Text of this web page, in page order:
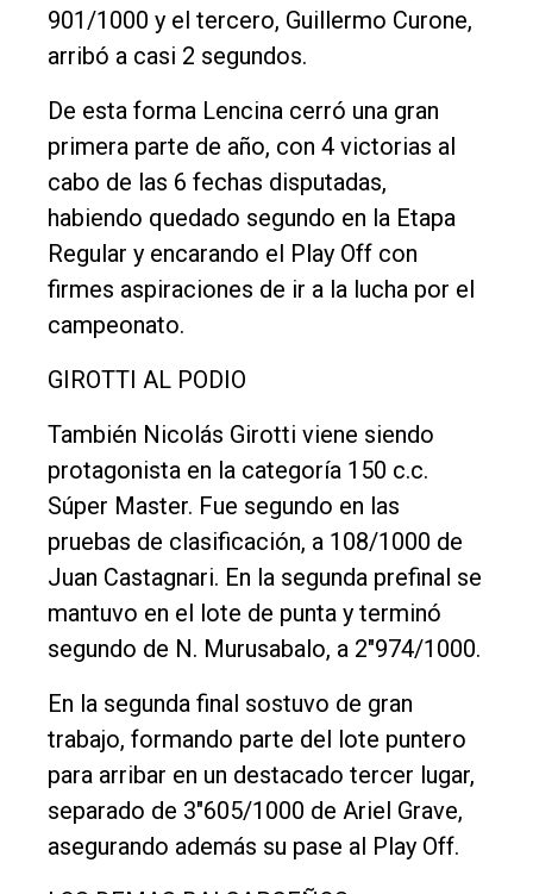
901/1000 y el tercero, Guillermo Curone,
arribó a casi 2 segundos.
De esta forma Lencina cerró una gran
primera parte de año, con 4 victorias al
cabo de las 6 fechas disputadas,
habiendo quedado segundo en la Etapa
Regular y encarando el Play Off con
firmes aspiraciones de ir a la lucha por el
campeonato.
GIROTTI AL PODIO
También Nicolás Girotti viene siendo
protagonista en la categoría 150 c.c.
Súper Master. Fue segundo en las
pruebas de clasificación, a 108/1000 de
Juan Castagnari. En la segunda prefinal se
mantuvo en el lote de punta y terminó
segundo de N. Murusabalo, a 2"974/1000.
En la segunda final sostuvo de gran
trabajo, formando parte del lote puntero
para arribar en un destacado tercer lugar,
separado de 3"605/1000 de Ariel Grave,
asegurando además su pase al Play Off.